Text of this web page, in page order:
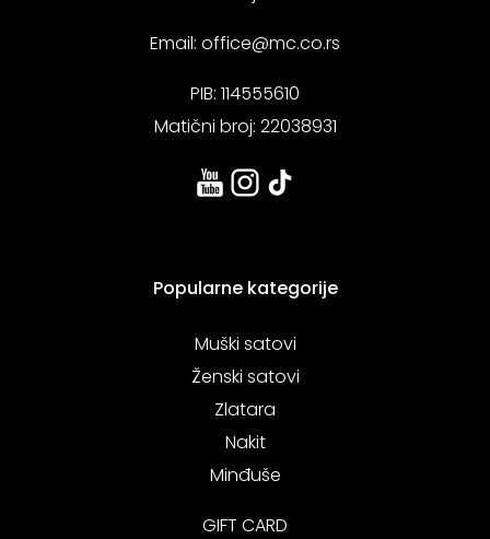
Email: office@mc.co.rs
PIB: 114555610
Matični broj: 22038931
Popularne kategorije
Muški satovi
Ženski satovi
Zlatara
Nakit
Minđuše
GIFT CARD